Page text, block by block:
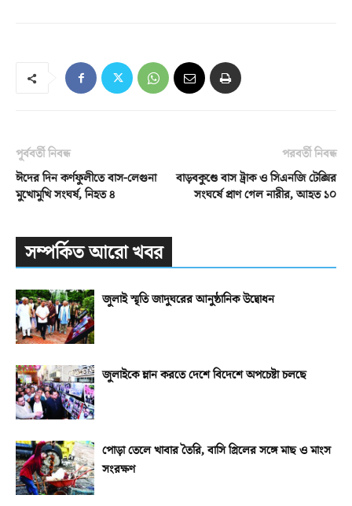
পূর্ববর্তী নিবন্ধ
ঈদের দিন কর্ণফুলীতে বাস-লেগুনা
মুখোমুখি সংঘর্ষ, নিহত ৪
পরবর্তী নিবন্ধ
বাড়বকুণ্ডে বাস ট্রাক ও সিএনজি টেক্সির
সংঘর্ষে প্রাণ গেল নারীর, আহত ১০
সম্পর্কিত আরো খবর
জুলাই স্মৃতি জাদুঘরের আনুষ্ঠানিক উদ্বোধন
জুলাইকে ম্লান করতে দেশে বিদেশে অপচেষ্টা চলছে
পোড়া তেলে খাবার তৈরি, বাসি গ্রিলের সঙ্গে মাছ ও মাংস
সংরক্ষণ